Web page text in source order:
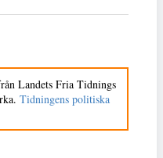
Landets Fria Tidnings
Tidningens politiska